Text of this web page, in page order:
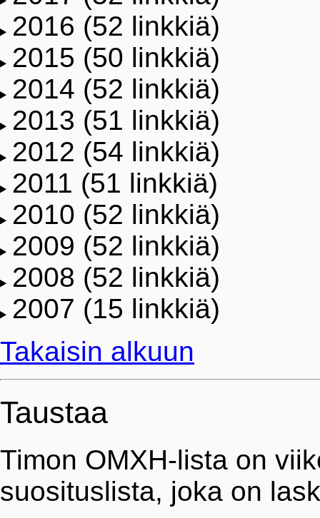
2016 (52 linkkiä)
2015 (50 linkkiä)
2014 (52 linkkiä)
2013 (51 linkkiä)
2012 (54 linkkiä)
2011 (51 linkkiä)
2010 (52 linkkiä)
2009 (52 linkkiä)
2008 (52 linkkiä)
2007 (15 linkkiä)
Takaisin alkuun
Taustaa
Timon OMXH-lista on
suosituslista, joka on